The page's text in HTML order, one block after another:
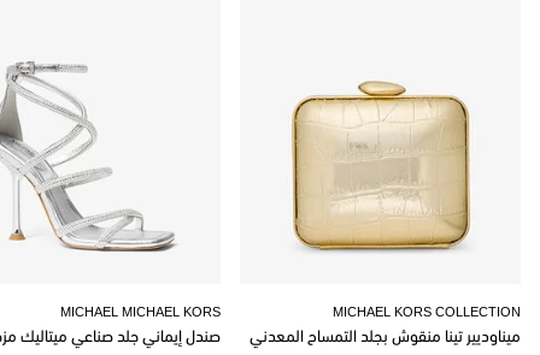
MICHAEL MICHAEL KORS
صندل إيماني جلد صناعي ميتاليك
MICHAEL KORS COLLECTION
ميناوديير تينا منقوش بجلد التمساح المعدني